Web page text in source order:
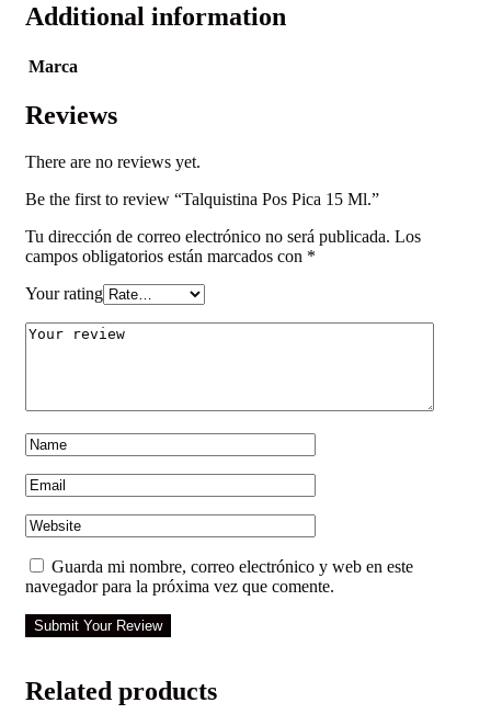
Additional information
Marca
Reviews
There are no reviews yet.
Be the first to review “Talquistina Pos Pica 15 Ml.”
Tu dirección de correo electrónico no será publicada. Los
campos obligatorios están marcados con *
Your rating
Guarda mi nombre, correo electrónico y web en este
navegador para la próxima vez que comente.
Submit Your Review
Related products